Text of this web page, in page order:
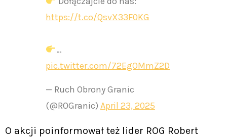
https://t.co/QsvX33F0KG
…
pic.twitter.com/72EgOMmZ2D
— Ruch Obrony Granic
(@ROGranic) April 23, 2025
O akcji poinformował też lider ROG Robert